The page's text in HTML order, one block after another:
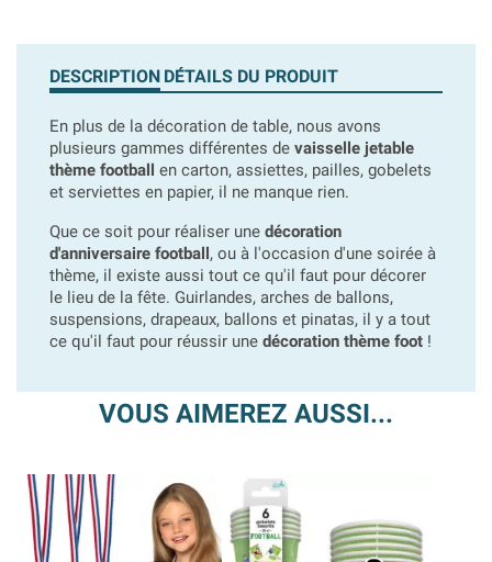
DESCRIPTION DÉTAILS DU PRODUIT
En plus de la décoration de table, nous avons
plusieurs gammes différentes de vaisselle jetable
thème football en carton, assiettes, pailles, gobelets
et serviettes en papier, il ne manque rien.
Que ce soit pour réaliser une décoration
d'anniversaire football, ou à l'occasion d'une soirée à
thème, il existe aussi tout ce qu'il faut pour décorer
le lieu de la fête. Guirlandes, arches de ballons,
suspensions, drapeaux, ballons et pinatas, il y a tout
ce qu'il faut pour réussir une décoration thème foot !
VOUS AIMEREZ AUSSI...